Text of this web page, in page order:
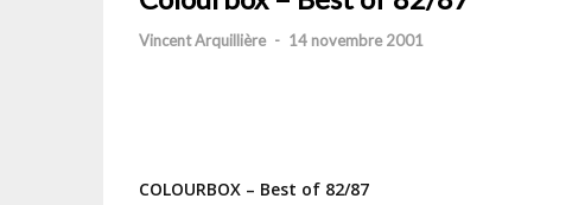
Vincent Arquillière - 14 novembre 2001
COLOURBOX – Best of 82/87